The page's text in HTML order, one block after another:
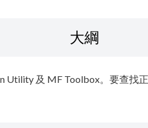
大綱
Utility 及 MF Toolbox。要查找